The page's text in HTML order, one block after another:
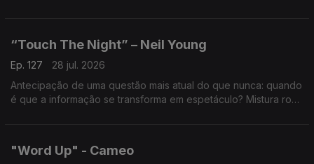
“Touch The Night” – Neil Young
Ep. 127
28 jul. 2026
Antecipação de uma questão mais atual do que nunca: quando
é que a informação se transforma em espetáculo? Mistura rock
"Word Up" - Cameo